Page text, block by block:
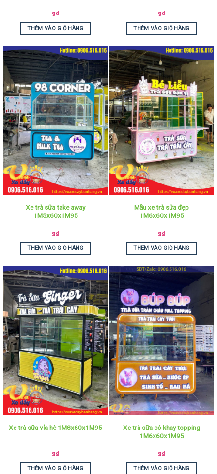
9₫
THÊM VÀO GIỎ HÀNG
9₫
THÊM VÀO GIỎ HÀNG
Xe trà sữa take away
1M5x60x1M95
9₫
THÊM VÀO GIỎ HÀNG
Mẫu xe trà sữa đẹp
1M6x60x1M95
9₫
THÊM VÀO GIỎ HÀNG
Xe trà sữa vỉa hè 1M8x60x1M95
9₫
THÊM VÀO GIỎ HÀNG
Xe trà sữa có khay topping
1M6x60x1M95
9₫
THÊM VÀO GIỎ HÀNG